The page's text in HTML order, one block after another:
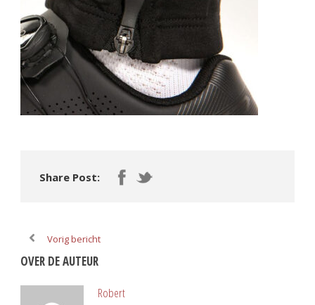
Share Post:
Vorig bericht
OVER DE AUTEUR
Robert